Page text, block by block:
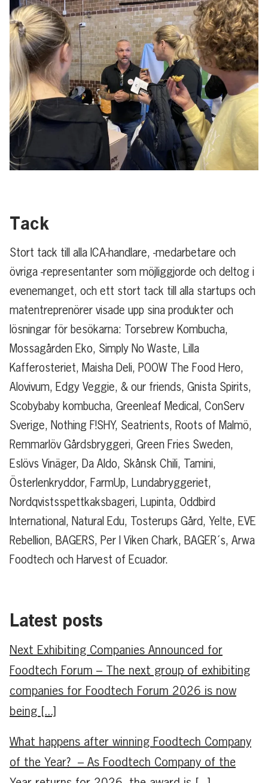
Tack
Stort tack till alla ICA-handlare, -medarbetare och
övriga -representanter som möjliggjorde och deltog i
evenemanget, och ett stort tack till alla startups och
matentreprenörer visade upp sina produkter och
lösningar för besökarna: Torsebrew Kombucha,
Mossagården Eko, Simply No Waste, Lilla
Kafferosteriet, Maisha Deli, POOW The Food Hero,
Alovivum, Edgy Veggie, & our friends, Gnista Spirits,
Scobybaby kombucha, Greenleaf Medical, ConServ
Sverige, Nothing F!SHY, Seatrients, Roots of Malmö,
Remmarlöv Gårdsbryggeri, Green Fries Sweden,
Eslövs Vinäger, Da Aldo, Skånsk Chili, Tamini,
Österlenkryddor, FarmUp, Lundabryggeriet,
Nordqvistsspettkaksbageri, Lupinta, Oddbird
International, Natural Edu, Tosterups Gård, Yelte, EVE
Rebellion, BAGERS, Per I Viken Chark, BAGER´s, Arwa
Foodtech och Harvest of Ecuador.
Latest posts
Next Exhibiting Companies Announced for
Foodtech Forum – The next group of exhibiting
companies for Foodtech Forum 2026 is now
being [...]
What happens after winning Foodtech Company
of the Year? – As Foodtech Company of the